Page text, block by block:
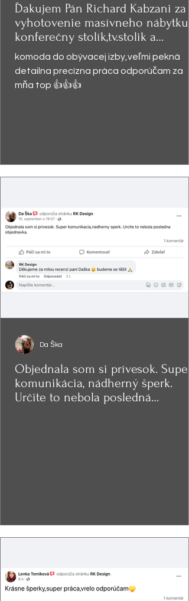
Ďakujem Pán Richard Kabzani za
vyhotovenie masívneho nábytku -
konferečny stolík,tv.stolik a
presklená
komoda do obývacej izby,veľmi pekná
detailna precízna práca odporúčam za
mňa top 👍👍👍
Objednala som si prívesok. Super
komunikácia, nádherný šperk.
Určite to nebola posledná
Da Ška